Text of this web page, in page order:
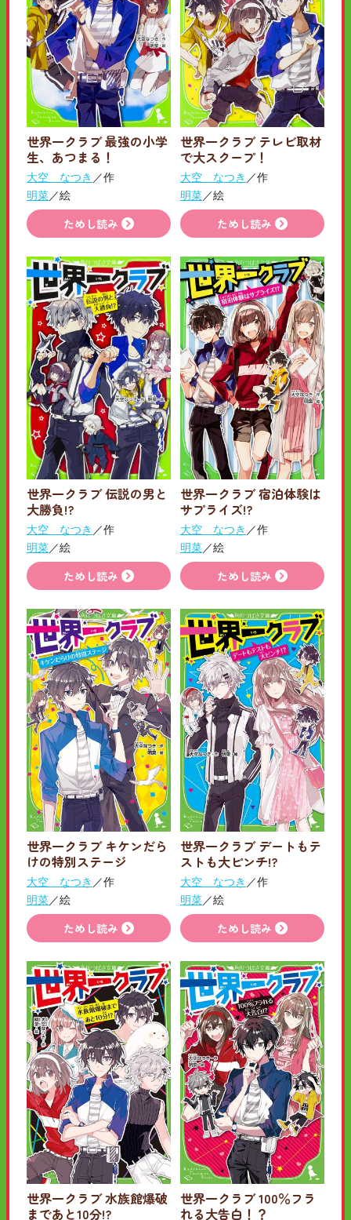
世界一クラブ 最強の小学
生、あつまる！
大空 なつき ／作
明菜／絵
ためし読み
世界一クラブ テレビ取材
で大スクープ！
大空 なつき ／作
明菜／絵
ためし読み
世界一クラブ 伝説の男と
大勝負!?
大空 なつき ／作
明菜／絵
ためし読み
世界一クラブ 宿泊体験は
サプライズ!?
大空 なつき ／作
明菜／絵
ためし読み
世界一クラブ キケンだら
けの特別ステージ
大空 なつき ／作
明菜／絵
ためし読み
世界一クラブ デートもテ
ストも大ピンチ!?
大空 なつき ／作
明菜／絵
ためし読み
世界一クラブ 水族館爆破
まであと10分!?
世界一クラブ 100％フラ
れる大告白！？